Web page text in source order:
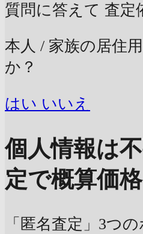
質問に答えて 査定
本人 / 家族の居住
か？
はい いいえ
個人情報は不
定で概算価
「匿名査定」3つ